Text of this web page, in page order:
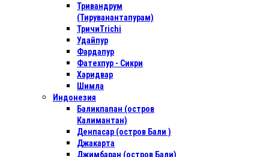
Тривандрум
(Тируванантапурам)
ТричиTrichi
Удайпур
Фардапур
Фатехпур - Сикри
Харидвар
Шимла
Индонезия
Баликпапан (остров
Калимантан)
Денпасар (остров Бали )
Джакарта
Джимбаран (остров Бали)